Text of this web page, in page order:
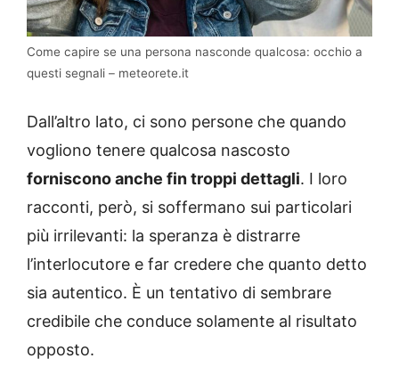
Come capire se una persona nasconde qualcosa: occhio a
questi segnali – meteorete.it
Dall’altro lato, ci sono persone che quando
vogliono tenere qualcosa nascosto
forniscono anche fin troppi dettagli. I loro
racconti, però, si soffermano sui particolari
più irrilevanti: la speranza è distrarre
l’interlocutore e far credere che quanto detto
sia autentico. È un tentativo di sembrare
credibile che conduce solamente al risultato
opposto.